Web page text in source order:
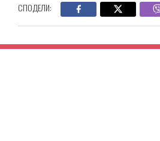
СПОДЕЛИ: